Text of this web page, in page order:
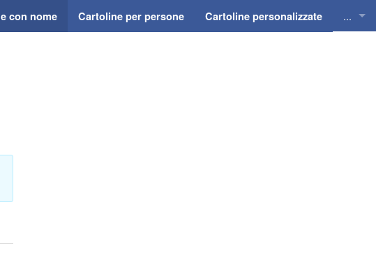
con nome Cartoline per persone Cartoline personalizzate ...